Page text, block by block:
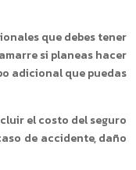
que debes tener
si planeas hacer
adicional que puedas
el costo del seguro
de accidente, daño